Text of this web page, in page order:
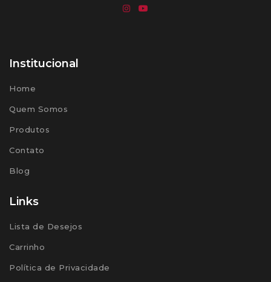
Institucional
Home
Quem Somos
Produtos
Contato
Blog
Links
Lista de Desejos
Carrinho
Política de Privacidade